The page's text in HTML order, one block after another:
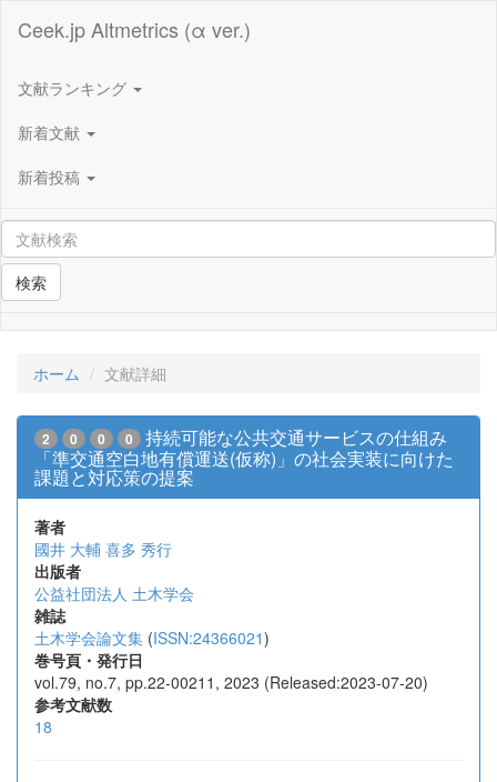
Ceek.jp Altmetrics (α ver.)
文献ランキング
新着文献
新着投稿
検索
ホーム 文献詳細
2 0 0 0
持続可能な公共交通サービスの仕組み
「準交通空白地有償運送(仮称)」の社会実装に向けた
課題と対応策の提案
著者
國井 大輔 喜多 秀行
出版者
公益社団法人 土木学会
雑誌
土木学会論文集 (ISSN:24366021)
巻号頁・発行日
vol.79, no.7, pp.22-00211, 2023 (Released:2023-07-20)
参考文献数
18